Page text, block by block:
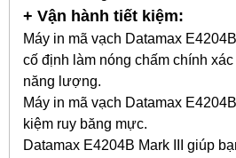
+ Vận hành tiết kiệm:
Máy in mã vạch Datamax
cố định làm nóng chấm chính
năng lượng.
Máy in mã vạch Datamax
kiệm ruy băng mực.
Datamax E4204B Mark III giúp